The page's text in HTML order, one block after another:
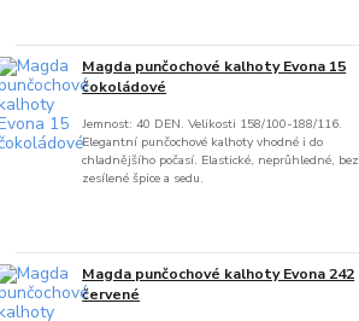
Magda punčochové kalhoty Evona 15
čokoládové
Jemnost: 40 DEN. Velikosti 158/100-188/116.
Elegantní punčochové kalhoty vhodné i do
chladnějšího počasí. Elastické, neprůhledné, bez
zesílené špice a sedu.
Magda punčochové kalhoty Evona 242
červené